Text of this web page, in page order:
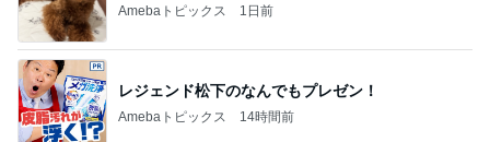
Amebaトピックス 1日前
レジェンド松下のなんでもプレゼン！
Amebaトピックス 14時間前